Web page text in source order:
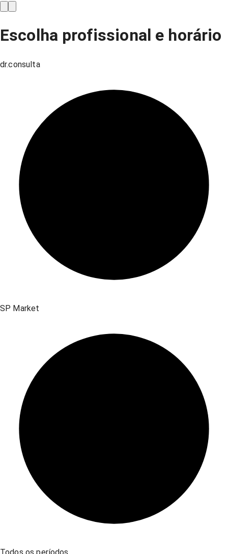
Escolha profissional e horário
dr.consulta
SP Market